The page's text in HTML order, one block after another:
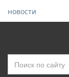
новости